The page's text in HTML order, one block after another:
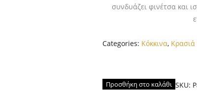
συνδυάζει φινέτσα και
Categories: Κόκκινα,
Προσθήκη στο καλάθι SKU: